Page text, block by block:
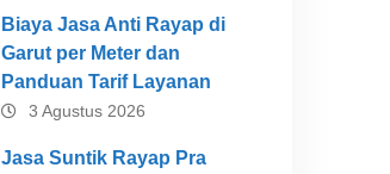
Biaya Jasa Anti Rayap di
Garut per Meter dan
Panduan Tarif Layanan
3 Agustus 2026
Jasa Suntik Rayap Pra